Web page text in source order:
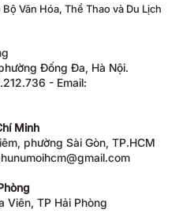
Văn Hóa, Thể Thao và Du Lịch
Đống Đa, Hà Nội.
- Email:
Minh
phường Sài Gòn, TP.HCM
Viên, TP Hải Phòng